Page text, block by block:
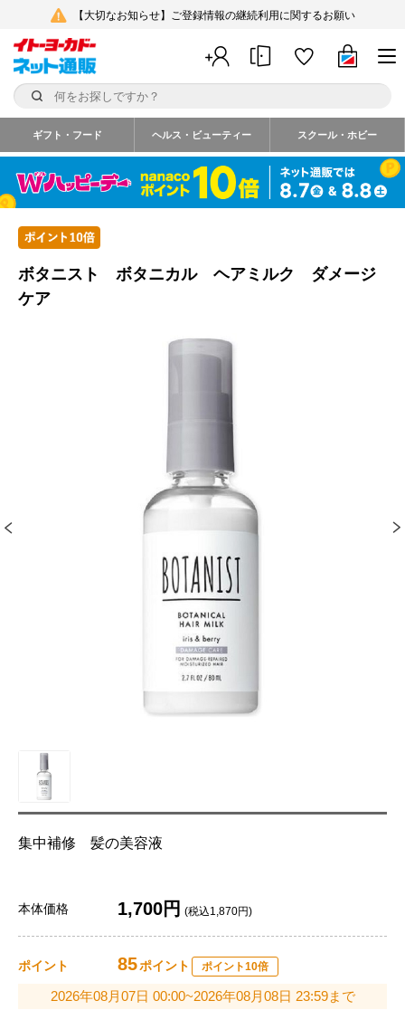
【大切なお知らせ】ご登録情報の継続利用に関するお願い
ギフト・フード ヘルス・ビューティー スクール・ホビー
ボタニスト ボタニカル ヘアミルク ダメージ
ケア
集中補修 髪の美容液
本体価格 1,700円 (税込1,870円)
ポイント 85ポイント ポイント10倍
2026年08月07日 00:00~2026年08月08日 23:59まで